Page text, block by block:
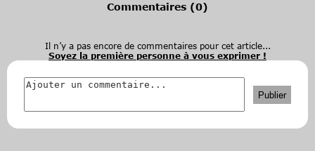
Commentaires (0)
Il n’y a pas encore de commentaires pour cet article...
Soyez la première personne à vous exprimer !
Publier